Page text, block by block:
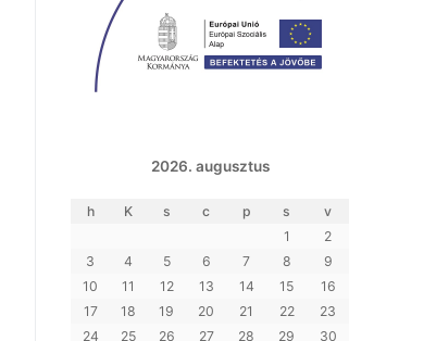
2026. augusztus
h K s c p s
v
1
2
3
4 5 6 7 8
9
10
11 12 13 14 15
16
17
18 19 20 21 22
23
24
25 26 27 28 29 30